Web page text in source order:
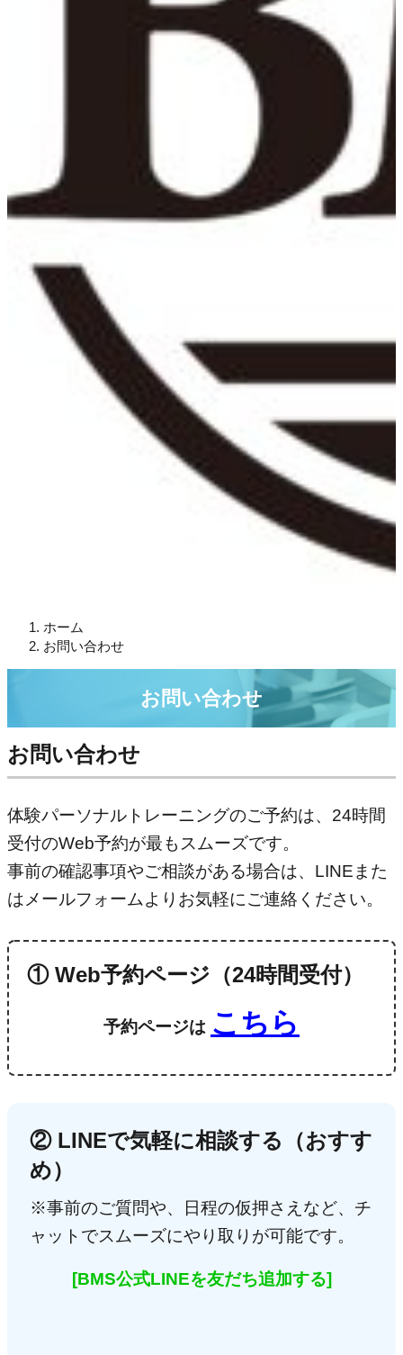
ホーム
お問い合わせ
お問い合わせ
お問い合わせ
体験パーソナルトレーニングのご予約は、24時間
受付のWeb予約が最もスムーズです。
事前の確認事項やご相談がある場合は、LINEまた
はメールフォームよりお気軽にご連絡ください。
① Web予約ページ（24時間受付）
予約ページは こちら
② LINEで気軽に相談する（おすす
め）
※事前のご質問や、日程の仮押さえなど、チ
ャットでスムーズにやり取りが可能です。
[BMS公式LINEを友だち追加する]